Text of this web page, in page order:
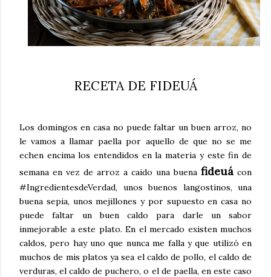
RECETA DE FIDEUÁ
Los domingos en casa no puede faltar un buen arroz, no
le vamos a llamar paella por aquello de que no se me
echen encima los entendidos en la materia y este fin de
semana en vez de arroz a caido una buena fideuá con
#IngredientesdeVerdad, unos buenos langostinos, una
buena sepia, unos mejillones y por supuesto en casa no
puede faltar un buen caldo para darle un sabor
inmejorable a este plato. En el mercado existen muchos
caldos, pero hay uno que nunca me falla y que utilizó en
muchos de mis platos ya sea el caldo de pollo, el caldo de
verduras, el caldo de puchero, o el de paella, en este caso